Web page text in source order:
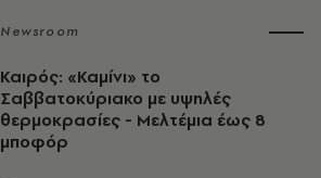
Newsroom
Καιρός: «Καμίνι» το
Σαββατοκύριακο με υψηλές
θερμοκρασίες - Mελτέμια έως 8
μποφόρ